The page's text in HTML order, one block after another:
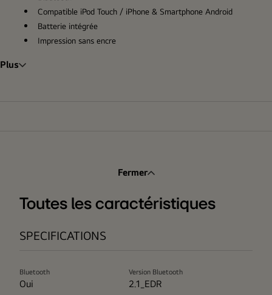
Compatible iPod Touch / iPhone & Smartphone Android
Batterie intégrée
Impression sans encre
Plus
Fermer
Toutes les caractéristiques
SPECIFICATIONS
Bluetooth
Oui
Version Bluetooth
2.1_EDR